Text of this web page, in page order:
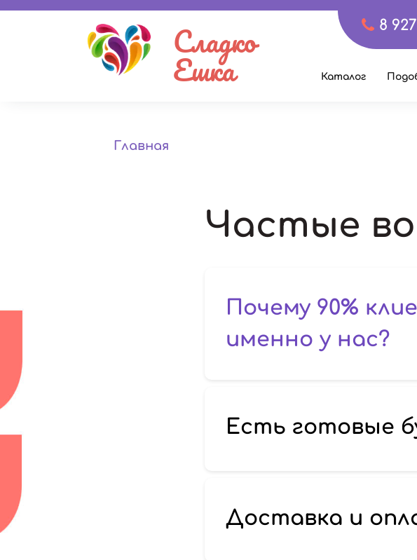
8
Сладко
Ешка Каталог
Главная
Частые
Почему 90%
именно у нас?
Есть готовые
Доставка и